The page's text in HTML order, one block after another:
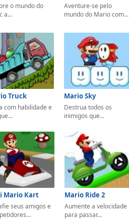
o mundo do
a...
Aventure-se pelo
mundo do Mario com...
Truck
com habilidade e
Mario Sky
Destrua todos os
inimigos que...
Mario Kart
seus amigos e
Mario Ride 2
Aumente a velocidade
para passar...